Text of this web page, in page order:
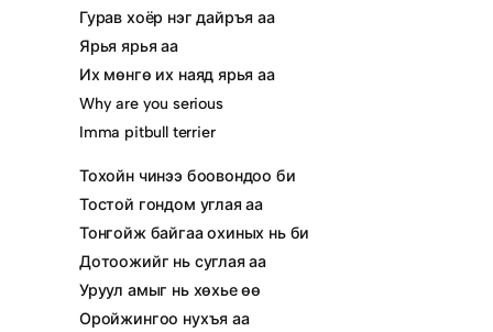
Гурав хоёр нэг дайръя аа
Ярья ярья аа
Их мөнгө их наяд ярья аа
Why are you serious
Imma pitbull terrier
Тохойн чинээ боовондоо би
Тостой гондом углая аа
Тонгойж байгаа охиных нь би
Дотоожийг нь суглая аа
Уруул амыг нь хөхье өө
Оройжингоо нухъя аа